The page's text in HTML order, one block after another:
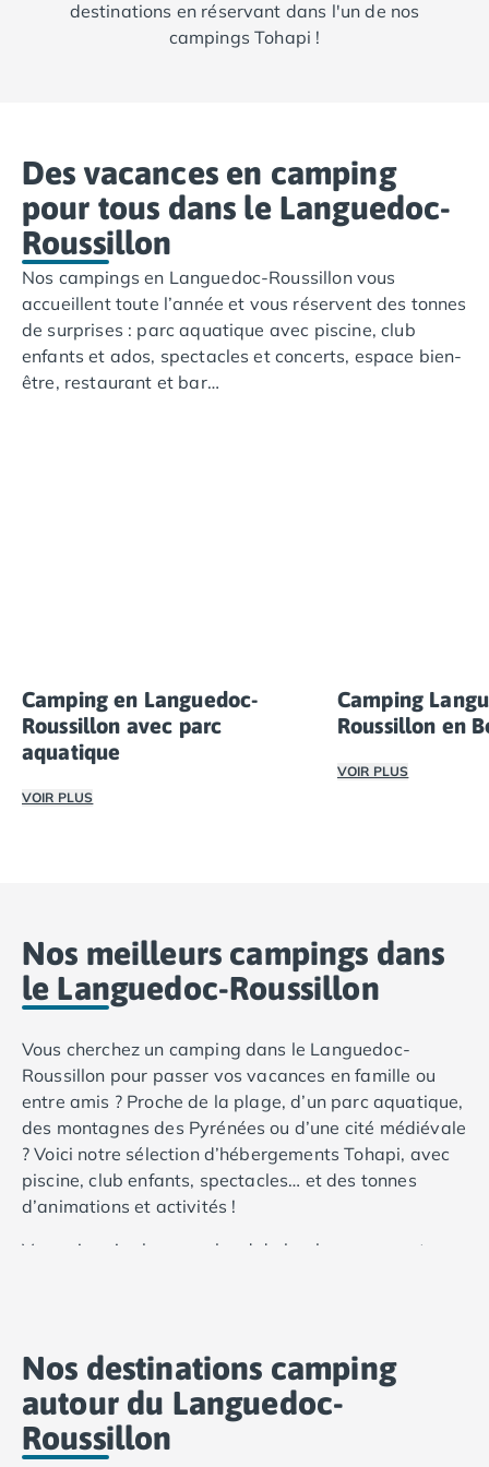
destinations en réservant dans l'un de nos
campings Tohapi !
Des vacances en camping
pour tous dans le Languedoc-
Roussillon
Nos campings en Languedoc-Roussillon vous
accueillent toute l’année et vous réservent des tonnes
de surprises : parc aquatique avec piscine, club
enfants et ados, spectacles et concerts, espace bien-
être, restaurant et bar…
Camping en Languedoc-
Roussillon avec parc
aquatique
VOIR PLUS
Camping
Roussillon en
VOIR PLUS
Nos meilleurs campings dans
le Languedoc-Roussillon
Vous cherchez un camping dans le Languedoc-
Roussillon pour passer vos vacances en famille ou
entre amis ? Proche de la plage, d’un parc aquatique,
des montagnes des Pyrénées ou d’une cité médiévale
? Voici notre sélection d’hébergements Tohapi, avec
piscine, club enfants, spectacles… et des tonnes
d’animations et activités !
Vous aimeriez loger au bord de la plage pour votre
un accès direct à la plage depuis votre mobil-home
ou votre tente équipée, tout en vous permettant de
découvrir la région en prenant votre voiture. De plus,
notre camping Tohapi dispose d’un superbe espace
aquatique avec piscine chauffée extérieure, solarium,
Nos destinations camping
autour du Languedoc-
Roussillon